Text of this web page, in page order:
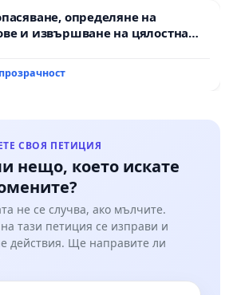
определяне на
и извършване на цялостна
републиканския път между
проход
СВОЯ ПЕТИЦИЯ
нещо, което искате
не се случва, ако мълчите.
тази петиция се изправи и
действия. Ще направите ли